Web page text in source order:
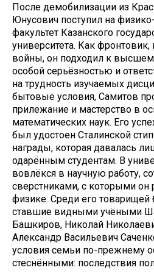
После демобилизации из
Юнусович поступил на
факультет Казанского
университета. Как
войны, он подходил к
особой серьёзностью и
на трудность изучаемых
бытовые условия, Самитов
прилежание и мастерство в
математических наук. Его
был удостоен Сталинской
награды, которая давалась
одарённым студентам. В
вовлёкся в научную работу,
сверстниками, с которыми он
физике. Среди его
ставшие видными учёными
Башкиров, Николай
Александр Васильевич
условия семьи по-прежнему
стеснёнными: последствия